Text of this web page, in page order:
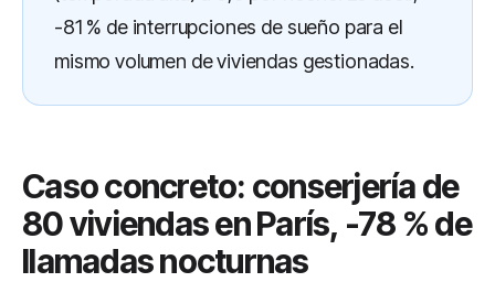
-81 % de interrupciones de sueño para el
mismo volumen de viviendas gestionadas.
Caso concreto: conserjería de
80 viviendas en París, -78 % de
llamadas nocturnas